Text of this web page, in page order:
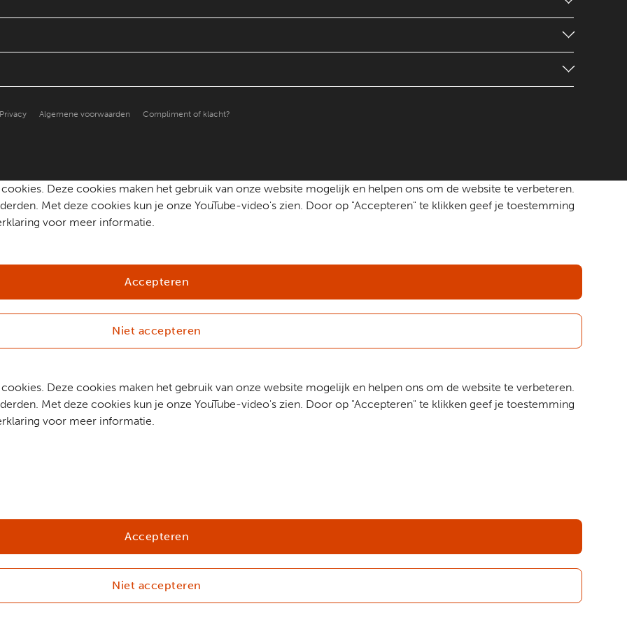
Privacy Algemene voorwaarden Compliment of klacht?
Deze cookies maken het gebruik van onze website mogelijk en helpen ons om de website te verbeteren.
Met deze cookies kun je onze YouTube-video's zien. Door op "Accepteren" te klikken geef je toestemming
voor meer informatie.
Accepteren
Niet accepteren
Deze cookies maken het gebruik van onze website mogelijk en helpen ons om de website te verbeteren.
Met deze cookies kun je onze YouTube-video's zien. Door op "Accepteren" te klikken geef je toestemming
voor meer informatie.
Accepteren
Niet accepteren